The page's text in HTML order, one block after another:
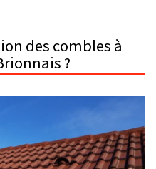
des combles à
?